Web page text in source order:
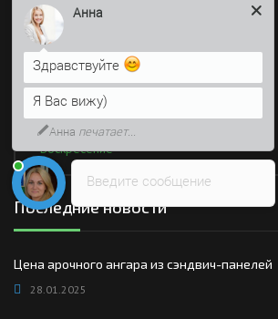
Вторник
Среда
Четверг
Пятница
Суббота
Воскресение
Последние новости
Цена арочного ангара из сэндвич-панелей
28.01.2025
Введите сообщение
Анна
Здравствуйте
Я Вас вижу)
Анна печатает...